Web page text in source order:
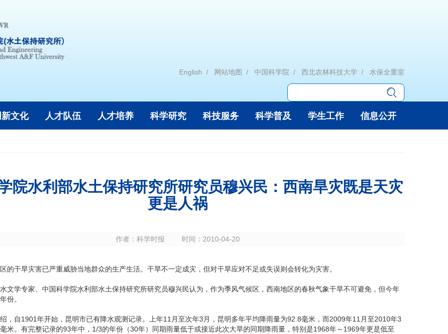
English 网站地图 中国科学院 西北农林科技大学 水保全重室
文化 人才队伍 人才培养 科学研究 科技服务 科学普及 学生工作 信息公开
院水利部水土保持研究所研究员穆兴民：西南旱灾既是天灾
更是人祸
作者： 科学时报 时间： 2010-04-20
的干旱灾害已严重威胁当地群众的生产生活。干旱不一定成灾，但对干旱应对不足或失误则会转化为灾害。
文学专家、中国科学院水利部水土保持研究所研究员穆兴民认为，作为季风气候区，西南地区的春秋气象干旱不可避免，但今年
份。
，自1901年开始，昆明市已有降水观测记录。上年11月至次年3月，昆明多年平均降雨量为92.8毫米，而2009年11月至2010年3
米。有完整记录的93年中，1/3的年份（30年）同期雨量低于或接近此次大旱的同期降雨量，特别是1968年～1969年更是低至